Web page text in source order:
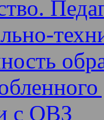
с ОВЗ